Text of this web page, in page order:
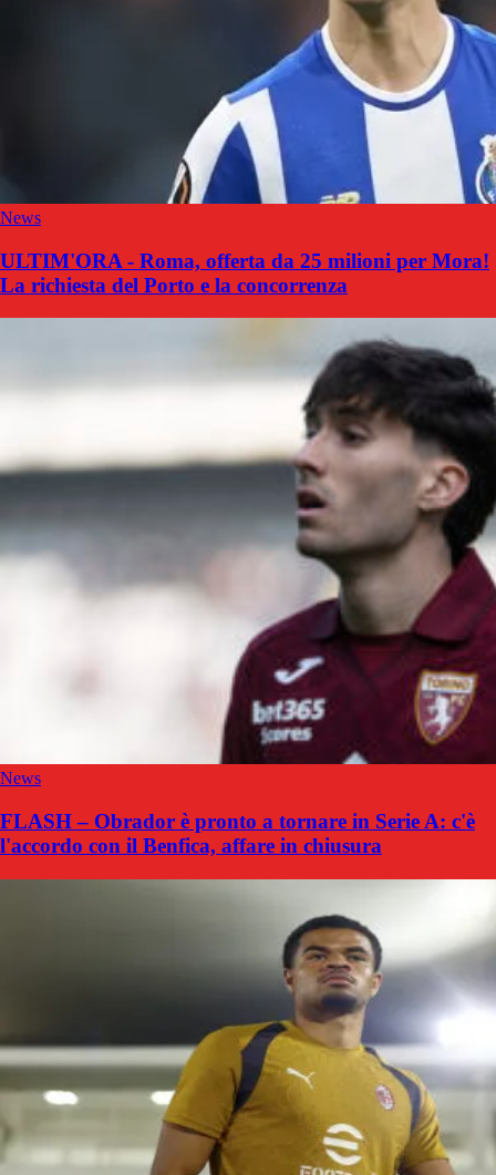
News
ULTIM'ORA - Roma, offerta da 25 milioni per Mora!
La richiesta del Porto e la concorrenza
News
FLASH – Obrador è pronto a tornare in Serie A: c'è
l'accordo con il Benfica, affare in chiusura